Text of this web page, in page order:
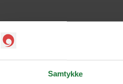
Samtykke